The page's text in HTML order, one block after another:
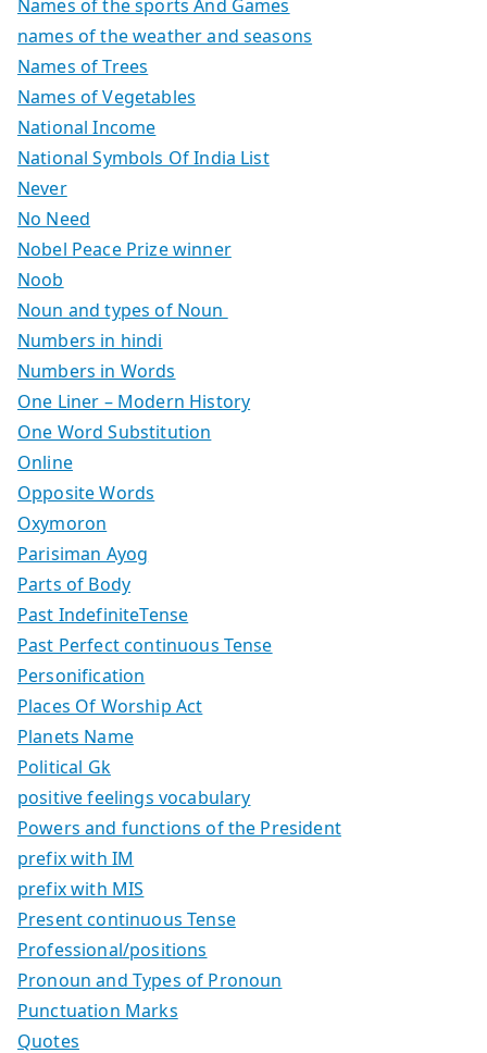
Names of the sports And Games
names of the weather and seasons
Names of Trees
Names of Vegetables
National Income
National Symbols Of India List
Never
No Need
Nobel Peace Prize winner
Noob
Noun and types of Noun
Numbers in hindi
Numbers in Words
One Liner – Modern History
One Word Substitution
Online
Opposite Words
Oxymoron
Parisiman Ayog
Parts of Body
Past IndefiniteTense
Past Perfect continuous Tense
Personification
Places Of Worship Act
Planets Name
Political Gk
positive feelings vocabulary
Powers and functions of the President
prefix with IM
prefix with MIS
Present continuous Tense
Professional/positions
Pronoun and Types of Pronoun
Punctuation Marks
Quotes